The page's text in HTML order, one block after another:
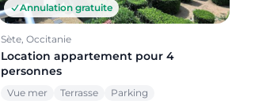
Annulation gratuite
Sète, Occitanie
Location appartement pour 4
personnes
Vue mer Terrasse Parking